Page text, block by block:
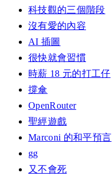
科技觀的三個階段
沒有愛的內容
AI 插圖
很快就會習慣
時薪 18 元的打工仔
撐傘
OpenRouter
聖經遊戲
Marconi 的和平預言
gg
又不會死